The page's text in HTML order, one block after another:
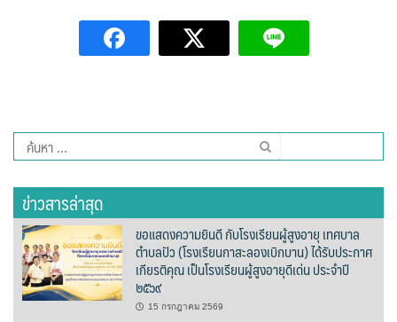
ต้นแหลงโฮมสเตย์
ตูบฮิมโต้งโฮมสเตย์
นะลาวิวรีสอร์ท
นาต้นบัวโฮมสเตย์
น่านปัว รีสอร์ท
นาเหล่า เก๊าสลี โฮมสเตย์
นาไผ่ปัววิว
ค้นหา
สำหรับ:
ข่าวสารล่าสุด
ขอแสดงความยินดี กับโรงเรียนผู้สูงอายุ เทศบาล
ตำบลปัว (โรงเรียนกาสะลองเบิกบาน) ได้รับประกาศ
เกียรติคุณ เป็นโรงเรียนผู้สูงอายุดีเด่น ประจำปี
๒๕๖๙
15 กรกฎาคม 2569